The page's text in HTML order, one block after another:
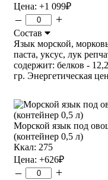
Цена: +1 099₽
– +
Состав
Язык морской,
паста, уксус, лук
содержит: белков -
гр. Энергетическая
Морской язык под
(контейнер 0,5 л)
Ккал: 275
Цена: +626₽
– +